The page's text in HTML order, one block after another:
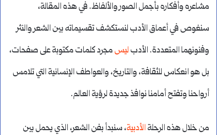
مشاعره وأفكاره بأجمل الصور والألفاظ. في هذه المقالة،
سنغوص في أعماق الأدب لنستكشف تقسيماته بين الشعر والنثر
وفنونهما المتعددة. الأدب ليس مجرد كلمات مكتوبة على صفحات،
بل هو انعكاس للثقافة، والتاريخ، والعواطف الإنسانية التي تلامس
أرواحنا وتفتح أمامنا نوافذ جديدة لرؤية العالم.
من خلال هذه الرحلة الأدبية، سنبدأ بفن الشعر، الذي يحمل بين